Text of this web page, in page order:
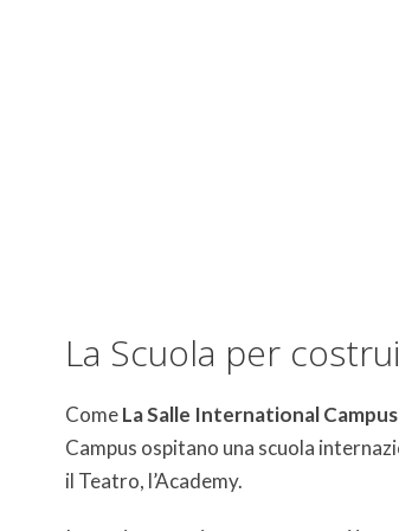
La Scuola per
ComeLa Salle International
Campus ospitano una scuola
il Teatro, l’Academy.